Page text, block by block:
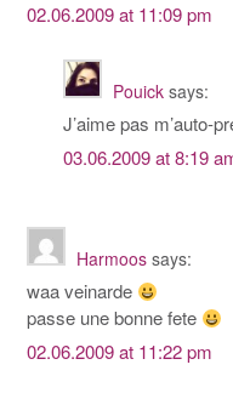
02.06.2009 at 11:09 pm
Pouick says:
J’aime pas m’auto-
03.06.2009 at 8:19
Harmoos says:
waa veinarde
passe une bonne fete
02.06.2009 at 11:22 pm